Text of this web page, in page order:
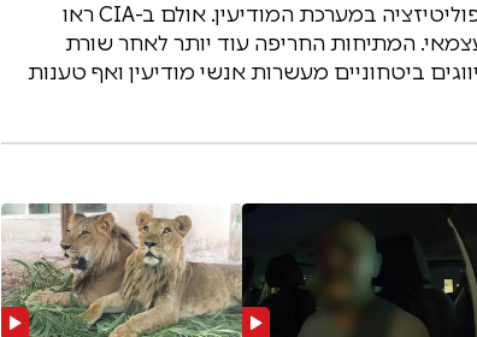
"קבוצת יוזמות המנהל", שנועדה לדבריה להתמודד עם פוליטיזציה במערכת המודיעין. אולם ב-CIA ראו
עצמאי. המתיחות החריפה עוד יותר לאחר שורת
ביטחוניים מעשרות אנשי מודיעין ואף טענות